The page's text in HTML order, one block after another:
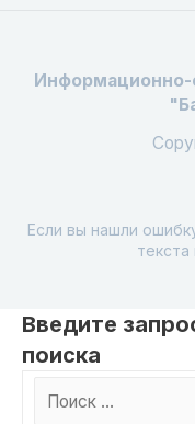
Информационно-
Если вы нашли
Введите
поиска
Поиск